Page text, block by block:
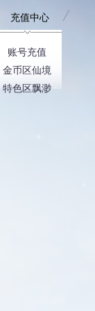
充值中心
账号充值
金币区仙境
特色区飘渺